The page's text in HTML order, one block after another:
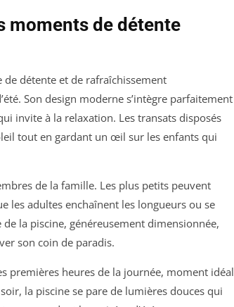
moments de détente
détente et de rafraîchissement
Son design moderne s’intègre parfaitement
invite à la relaxation. Les transats disposés
tout en gardant un œil sur les enfants qui
de la famille. Les plus petits peuvent
les adultes enchaînent les longueurs ou se
la piscine, généreusement dimensionnée,
son coin de paradis.
premières heures de la journée, moment idéal
la piscine se pare de lumières douces qui